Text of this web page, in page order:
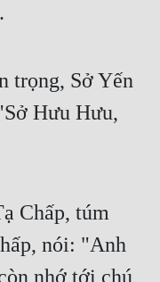
trọng, Sở Yến
Hưu Hưu,
Chấp, túm
nói: "Anh
nhớ tới chú